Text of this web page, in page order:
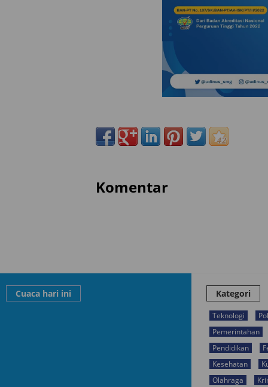
Komentar
Cuaca hari ini Kategori
Teknologi
Pemerintahan
Pendidikan
Kesehatan
Olahraga